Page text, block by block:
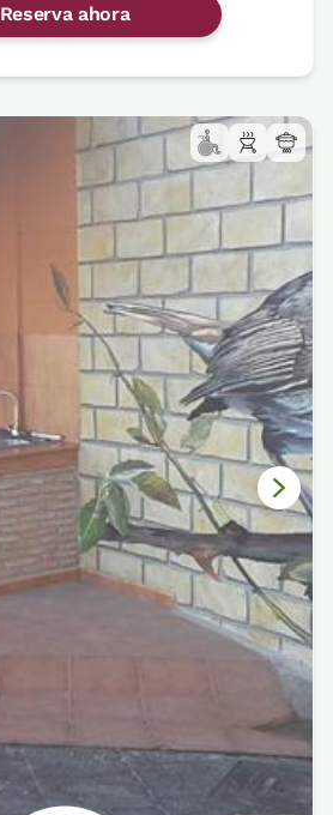
Reserva ahora